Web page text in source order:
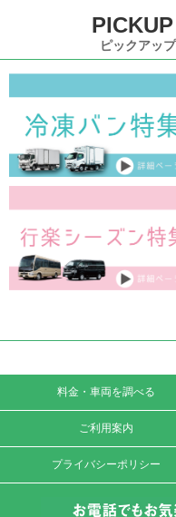
ピックアッ
料金・車両を調べる
ご利用案内
プライバシーポリシー